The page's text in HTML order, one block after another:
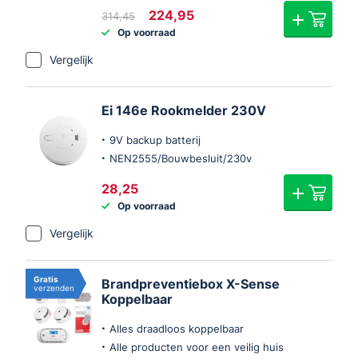
314,45
Oorspronkelijke
prijs
was:
224,95
Op voorraad
Vergelijk
Ei 146e Rookmelder 230V
9V backup batterij
NEN2555/Bouwbesluit/230v
28,25
Op voorraad
Vergelijk
Gratis
verzenden
Brandpreventiebox X-Sense
Koppelbaar
Alles draadloos koppelbaar
Alle producten voor een veilig huis